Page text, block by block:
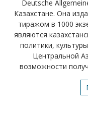
Deutsche
Казахстане. Она
тиражом в 1000
являются
политики,
Центральной
возможности